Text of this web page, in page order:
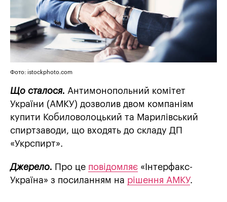
Фото: istockphoto.com
Що сталося. Антимонопольний комітет
України (АМКУ) дозволив двом компаніям
купити Кобиловолоцький та Марилівський
спиртзаводи, що входять до складу ДП
«Укрспирт».
Джерело. Про це повідомляє «Інтерфакс-
Україна» з посиланням на рішення АМКУ.